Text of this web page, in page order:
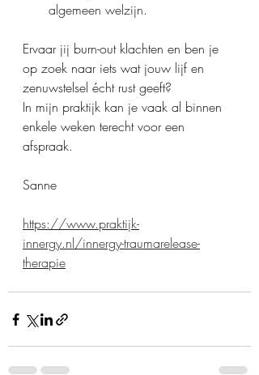
algemeen welzijn.
Ervaar jij burn-out klachten en ben je
op zoek naar iets wat jouw lijf en
zenuwstelsel écht rust geeft?
In mijn praktijk kan je vaak al binnen
enkele weken terecht voor een
afspraak.
Sanne
https://www.praktijk-
innergy.nl/innergy-traumarelease-
therapie